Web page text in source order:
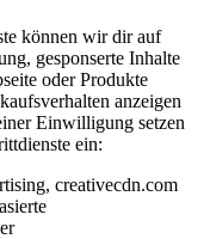
können wir dir auf
gesponserte Inhalte
oder Produkte
anzeigen
Einwilligung setzen
ein:
creativecdn.com